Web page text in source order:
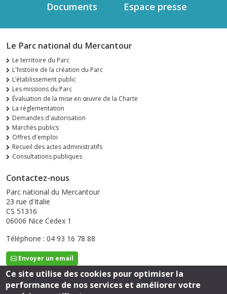
Documents Espace presse
Le Parc national du Mercantour
Le territoire du Parc
L'histoire de la création du Parc
L’établissement public
Les missions du Parc
Évaluation de la mise en œuvre de la Charte
La réglementation
Demandes d'autorisation
Marchés publics
Offres d'emploi
Recueil des actes administratifs
Consultations publiques
Contactez-nous
Parc national du Mercantour
23 rue d'Italie
CS 51316
06006 Nice Cedex 1
Téléphone : 04 93 16 78 88
Envoyer un email
Ce site utilise des cookies pour optimiser la
performance de nos services et améliorer votre